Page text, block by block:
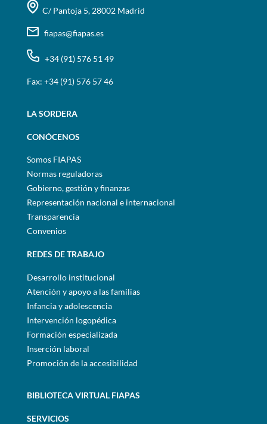
C/ Pantoja 5, 28002 Madrid
fiapas@fiapas.es
+34 (91) 576 51 49
Fax: +34 (91) 576 57 46
LA SORDERA
CONÓCENOS
Somos FIAPAS
Normas reguladoras
Gobierno, gestión y finanzas
Representación nacional e internacional
Transparencia
Convenios
REDES DE TRABAJO
Desarrollo institucional
Atención y apoyo a las familias
Infancia y adolescencia
Intervención logopédica
Formación especializada
Inserción laboral
Promoción de la accesibilidad
BIBLIOTECA VIRTUAL FIAPAS
SERVICIOS